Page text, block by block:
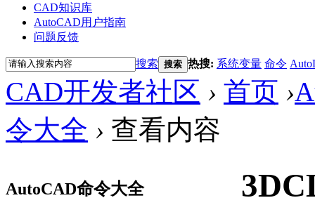
CAD知识库
AutoCAD用户指南
问题反馈
搜索 搜索 热搜: 系统变量 命令
CAD开发者社区 › 首页 ›
令大全 › 查看内容
AutoCAD命令大全